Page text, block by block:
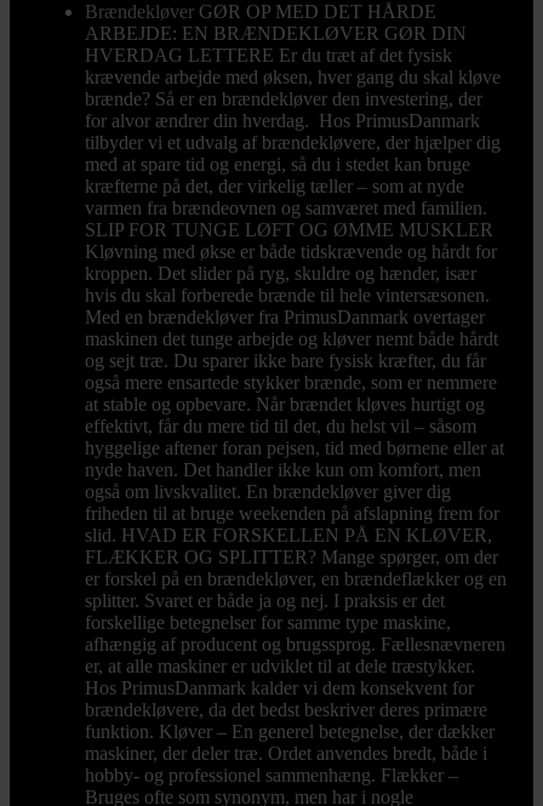
Brændekløver GØR OP MED DET HÅRDE
ARBEJDE: EN BRÆNDEKLØVER GØR DIN
HVERDAG LETTERE Er du træt af det fysisk
krævende arbejde med øksen, hver gang du skal kløve
brænde? Så er en brændekløver den investering, der
for alvor ændrer din hverdag. Hos PrimusDanmark
tilbyder vi et udvalg af brændekløvere, der hjælper dig
med at spare tid og energi, så du i stedet kan bruge
kræfterne på det, der virkelig tæller – som at nyde
varmen fra brændeovnen og samværet med familien.
SLIP FOR TUNGE LØFT OG ØMME MUSKLER
Kløvning med økse er både tidskrævende og hårdt for
kroppen. Det slider på ryg, skuldre og hænder, især
hvis du skal forberede brænde til hele vintersæsonen.
Med en brændekløver fra PrimusDanmark overtager
maskinen det tunge arbejde og kløver nemt både hårdt
og sejt træ. Du sparer ikke bare fysisk kræfter, du får
også mere ensartede stykker brænde, som er nemmere
at stable og opbevare. Når brændet kløves hurtigt og
effektivt, får du mere tid til det, du helst vil – såsom
hyggelige aftener foran pejsen, tid med børnene eller at
nyde haven. Det handler ikke kun om komfort, men
også om livskvalitet. En brændekløver giver dig
friheden til at bruge weekenden på afslapning frem for
slid. HVAD ER FORSKELLEN PÅ EN KLØVER,
FLÆKKER OG SPLITTER? Mange spørger, om der
er forskel på en brændekløver, en brændeflækker og en
splitter. Svaret er både ja og nej. I praksis er det
forskellige betegnelser for samme type maskine,
afhængig af producent og brugssprog. Fællesnævneren
er, at alle maskiner er udviklet til at dele træstykker.
Hos PrimusDanmark kalder vi dem konsekvent for
brændekløvere, da det bedst beskriver deres primære
funktion. Kløver – En generel betegnelse, der dækker
maskiner, der deler træ. Ordet anvendes bredt, både i
hobby- og professionel sammenhæng. Flækker –
Bruges ofte som synonym, men har i nogle